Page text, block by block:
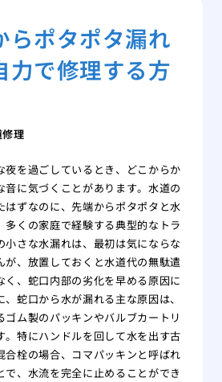
らポタポタ漏れ
力で修理する方
理
夜を過ごしているとき、どこからか
音に気づくことがあります。水道の
はずなのに、先端からポタポタと水
多くの家庭で経験する典型的なトラ
小さな水漏れは、最初は気にならな
が、放置しておくと水道代の無駄遣
く、蛇口内部の劣化を早める原因に
蛇口から水が漏れる主な原因は、
ゴム製のパッキンやバルブカートリ
。特にハンドルを回して水を出す古
合栓の場合、コマパッキンと呼ばれ
で、水流を完全に止めることができ